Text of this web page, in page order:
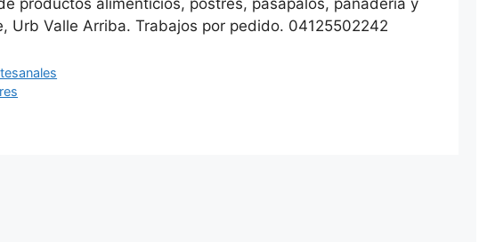
productos alimenticios, postres, pasapalos, panadería y
Urb Valle Arriba. Trabajos por pedido. 04125502242